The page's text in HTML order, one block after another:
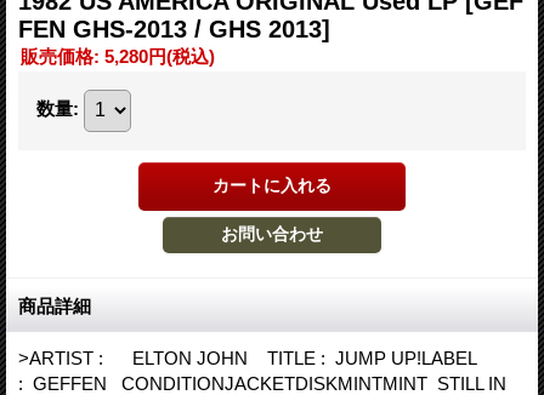
FEN GHS-2013 / GHS 2013]
販売価格: 5,280円(税込)
数量:
商品詳細
>ARTIST : ELTON JOHN TITLE : JUMP UP!LABEL
: GEFFEN CONDITIONJACKETDISKMINTMINT STILL IN